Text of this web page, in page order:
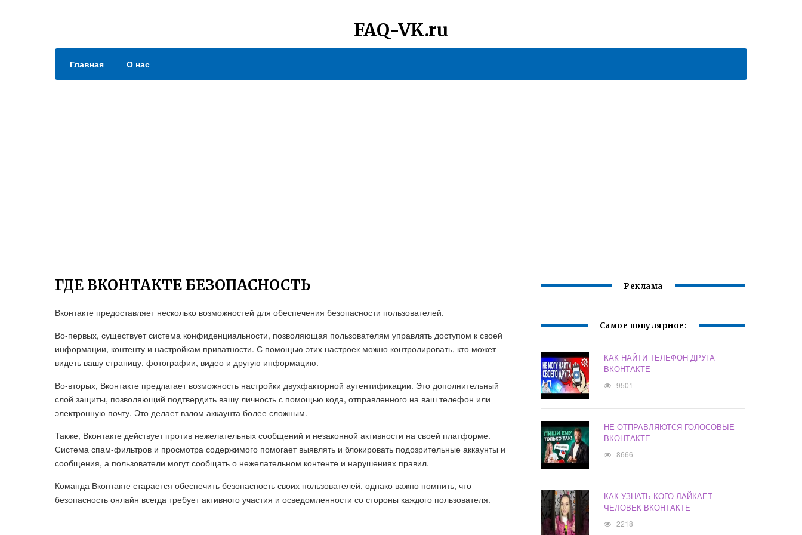
FAQ-VK.ru
Главная О нас
ГДЕ ВКОНТАКТЕ БЕЗОПАСНОСТЬ
Вконтакте предоставляет несколько возможностей для обеспечения безопасности пользователей.
Во-первых, существует система конфиденциальности, позволяющая пользователям управлять доступом к своей
информации, контенту и настройкам приватности. С помощью этих настроек можно контролировать, кто может
видеть вашу страницу, фотографии, видео и другую информацию.
Во-вторых, Вконтакте предлагает возможность настройки двухфакторной аутентификации. Это дополнительный
слой защиты, позволяющий подтвердить вашу личность с помощью кода, отправленного на ваш телефон или
электронную почту. Это делает взлом аккаунта более сложным.
Также, Вконтакте действует против нежелательных сообщений и незаконной активности на своей платформе.
Система спам-фильтров и просмотра содержимого помогает выявлять и блокировать подозрительные аккаунты и
сообщения, а пользователи могут сообщать о нежелательном контенте и нарушениях правил.
Команда Вконтакте старается обеспечить безопасность своих пользователей, однако важно помнить, что
безопасность онлайн всегда требует активного участия и осведомленности со стороны каждого пользователя.
Реклама
Самое популярное:
КАК НАЙТИ ТЕЛЕФОН ДРУГА
ВКОНТАКТЕ
9501
НЕ ОТПРАВЛЯЮТСЯ ГОЛОСОВЫЕ
ВКОНТАКТЕ
8666
КАК УЗНАТЬ КОГО ЛАЙКАЕТ
ЧЕЛОВЕК ВКОНТАКТЕ
2218